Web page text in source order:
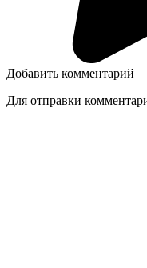
Добавить комментарий
Для отправки